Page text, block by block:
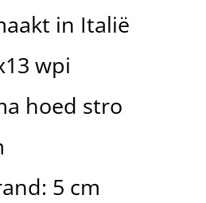
in Italië
wpi
hoed stro
5 cm